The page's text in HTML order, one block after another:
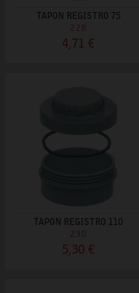
TAPON REGISTRO 75
228
4,71 €
TAPON REGISTRO 110
230
5,30 €